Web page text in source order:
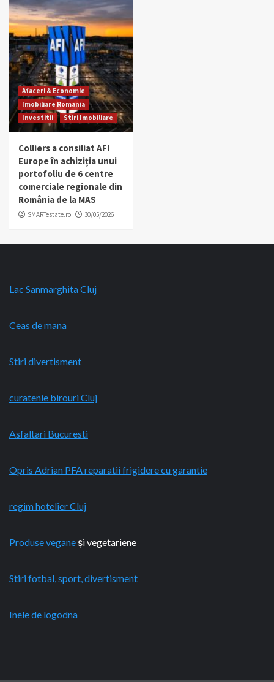
Afaceri & Economie
Imobiliare Romania
Investitii
Stiri Imobiliare
Colliers a consiliat AFI
Europe în achiziția unui
portofoliu de 6 centre
comerciale regionale din
România de la MAS
SMARTestate.ro 30/05/2026
Lac Sanmarghita Cluj
Ceas de mana
Stiri divertisment
curatenie birouri Cluj
Asfaltari Bucuresti
Opris Adrian PFA reparatii frigidere cu garantie
regim hotelier Cluj
Produse vegane și vegetariene
Stiri fotbal, sport, divertisment
Inele de logodna